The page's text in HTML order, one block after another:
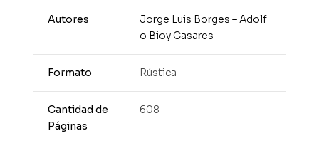
Autores
Jorge Luis Borges – Adolf
o Bioy Casares
Formato Rústica
Cantidad de
Páginas
608